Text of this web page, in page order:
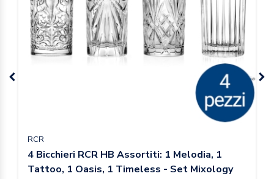
RCR
4 Bicchieri RCR HB Assortiti: 1 Melodia, 1
Tattoo, 1 Oasis, 1 Timeless - Set Mixology